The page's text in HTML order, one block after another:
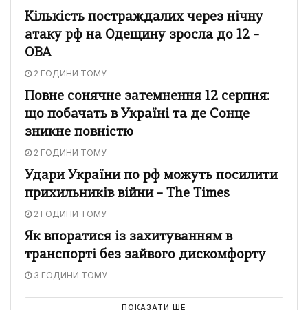
Кількість постраждалих через нічну
атаку рф на Одещину зросла до 12 –
ОВА
2 ГОДИНИ ТОМУ
Повне сонячне затемнення 12 серпня:
що побачать в Україні та де Сонце
зникне повністю
2 ГОДИНИ ТОМУ
Удари України по рф можуть посилити
прихильників війни – The Times
2 ГОДИНИ ТОМУ
Як впоратися із захитуванням в
транспорті без зайвого дискомфорту
3 ГОДИНИ ТОМУ
ПОКАЗАТИ ЩЕ